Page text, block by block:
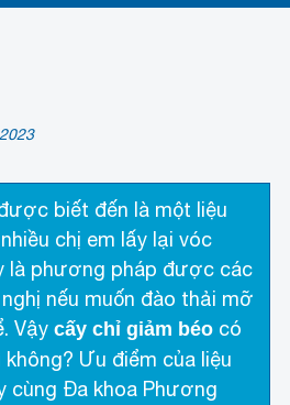
biết đến là một liệu
chị em lấy lại vóc
là phương pháp được các
nếu muốn đào thải mỡ
Vậycấy chỉ giảm béo có
Ưu điểm của liệu
cùng Đa khoa Phương